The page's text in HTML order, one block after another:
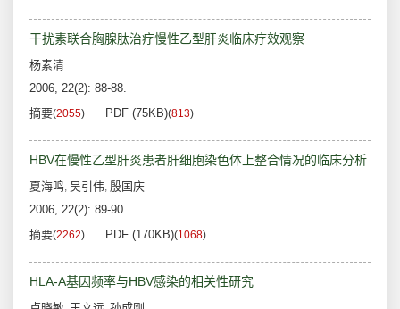
干扰素联合胸腺肽治疗慢性乙型肝炎临床疗效观察
杨素清
2006, 22(2): 88-88.
摘要(2055) PDF (75KB)(813)
HBV在慢性乙型肝炎患者肝细胞染色体上整合情况的临床分析
夏海鸣, 吴引伟, 殷国庆
2006, 22(2): 89-90.
摘要(2262) PDF (170KB)(1068)
HLA-A基因频率与HBV感染的相关性研究